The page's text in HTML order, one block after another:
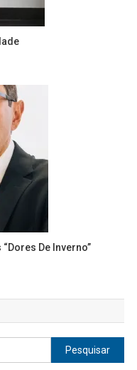
De Inverno”
Pesquisar
por: